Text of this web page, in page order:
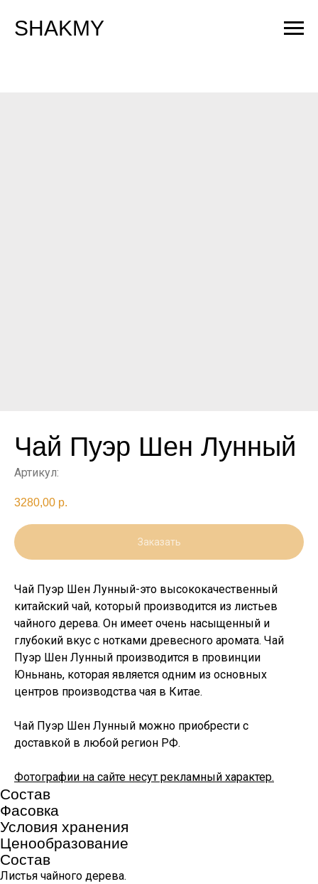
SHAKMY
Чай Пуэр Шен Лунный
Артикул:
3280,00 р.
Заказать
Чай Пуэр Шен Лунный-это высококачественный
китайский чай, который производится из листьев
чайного дерева. Он имеет очень насыщенный и
глубокий вкус с нотками древесного аромата. Чай
Пуэр Шен Лунный производится в провинции
Юньнань, которая является одним из основных
центров производства чая в Китае.
Чай Пуэр Шен Лунный можно приобрести с
доставкой в любой регион РФ.
Фотографии на сайте несут рекламный характер.
Состав
Фасовка
Условия хранения
Ценообразование
Состав
Листья чайного дерева.